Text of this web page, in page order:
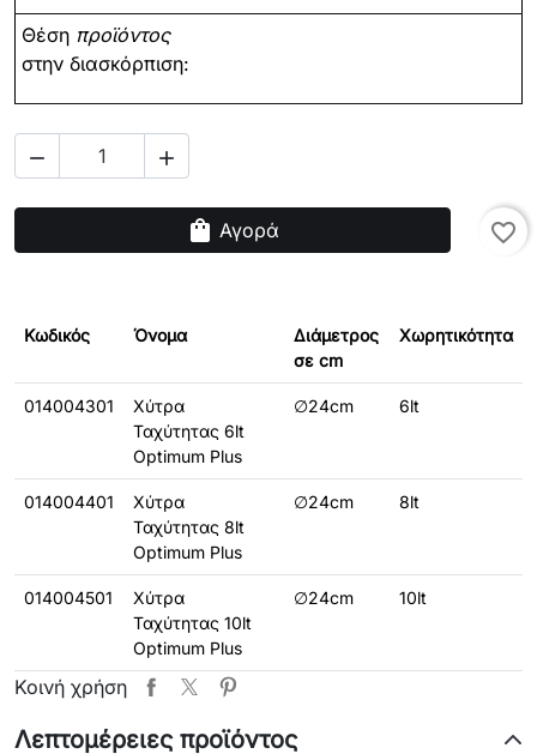
Θέση προϊόντος
στην διασκόρπιση:
 
shopping_bag Αγορά favorite_border
Κωδικός Όνομα
Διάμετρος
σε cm
Χωρητικότητα
014004301
Χύτρα
Ταχύτητας 6lt
Optimum Plus
∅24cm 6lt
014004401
Χύτρα
Ταχύτητας 8lt
Optimum Plus
∅24cm 8lt
014004501
Χύτρα
Ταχύτητας 10lt
Optimum Plus
∅24cm 10lt
Κοινή χρήση
Λεπτομέρειες προϊόντος